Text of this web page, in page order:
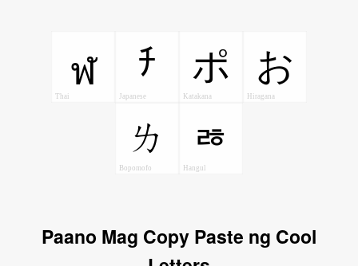
ฬ
Thai
ﾁ
Japanese
ポ
Katakana
お
Hiragana
ㄌ
Bopomofo
ㅀ
Hangul
Paano Mag Copy Paste ng Cool